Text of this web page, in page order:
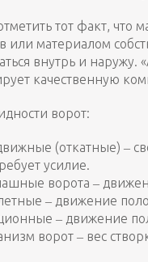
тот факт, что
или материалом
внутрь и
качественную
ворот:
(откатные) ‒
усилие.
ворота ‒
‒ движение
‒ движение
ворот ‒ вес